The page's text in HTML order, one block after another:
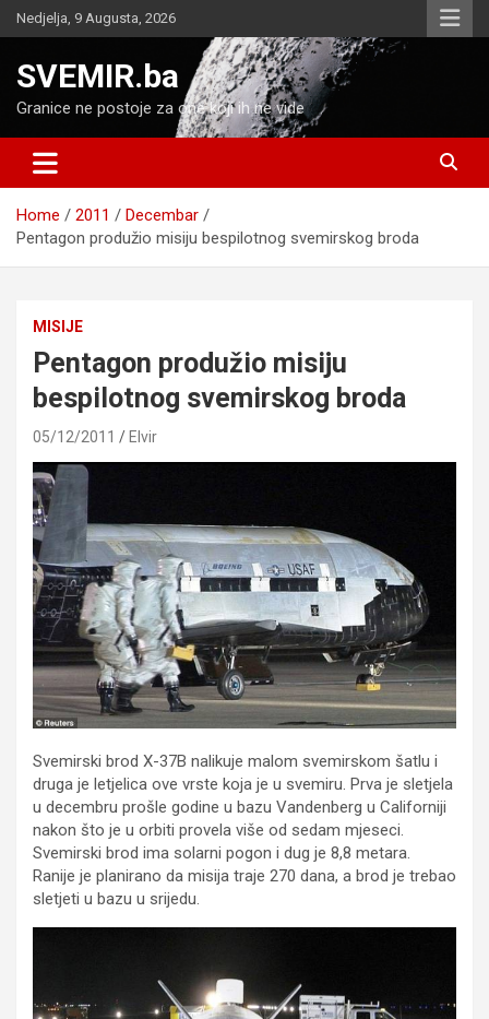
Skip
to
Nedjelja, 9 Augusta, 2026
SVEMIR.ba
Granice ne postoje za one koji ih ne vide
Home 2011
Decembar
Pentagon produžio misiju bespilotnog svemirskog broda
MISIJE
Pentagon produžio misiju
bespilotnog svemirskog broda
05/12/2011 Elvir
Svemirski brod X-37B nalikuje malom svemirskom šatlu i
druga je letjelica ove vrste koja je u svemiru. Prva je sletjela
u decembru prošle godine u bazu Vandenberg u Californiji
nakon što je u orbiti provela više od sedam mjeseci.
Svemirski brod ima solarni pogon i dug je 8,8 metara.
Ranije je planirano da misija traje 270 dana, a brod je trebao
sletjeti u bazu u srijedu.